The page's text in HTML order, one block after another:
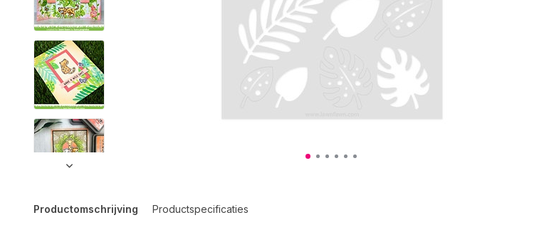
Productomschrijving Productspecificaties